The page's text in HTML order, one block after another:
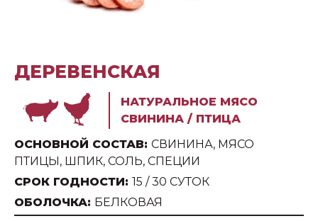
ДЕРЕВЕНСКАЯ
НАТУРАЛЬНОЕ МЯСО
СВИНИНА / ПТИЦА
ОСНОВНОЙ СОСТАВ: СВИНИНА, МЯСО
ПТИЦЫ, ШПИК, СОЛЬ, СПЕЦИИ
СРОК ГОДНОСТИ: 15 / 30 СУТОК
ОБОЛОЧКА: БЕЛКОВАЯ